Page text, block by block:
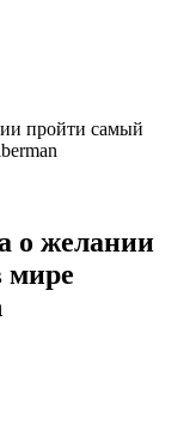
пройти самый
о желании
мире